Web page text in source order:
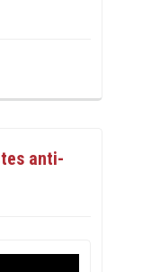
anti-